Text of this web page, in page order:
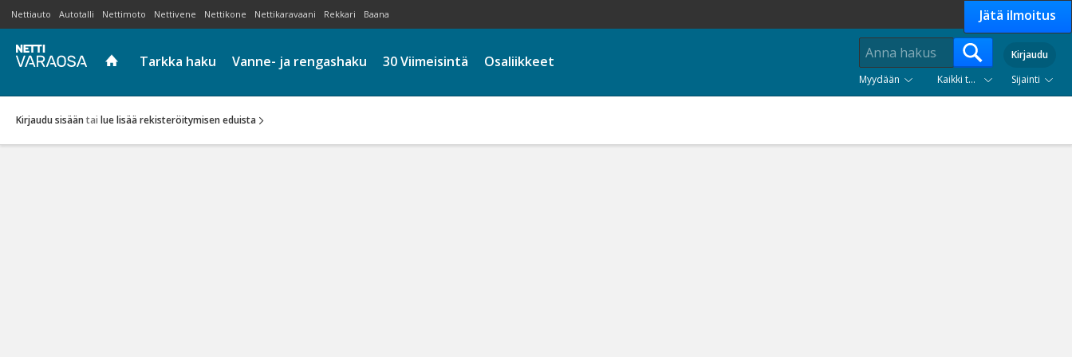
Nettiauto Autotalli Nettimoto Nettivene Nettikone Nettikaravaani Rekkari Baana Jätä ilmoitus
Tarkka haku Vanne- ja rengashaku 30 Viimeisintä Osaliikkeet
Kirjaudu
Myydään
Kaikki tuoteryhmät Sijainti
Kirjaudu sisään tai lue lisää rekisteröitymisen eduista